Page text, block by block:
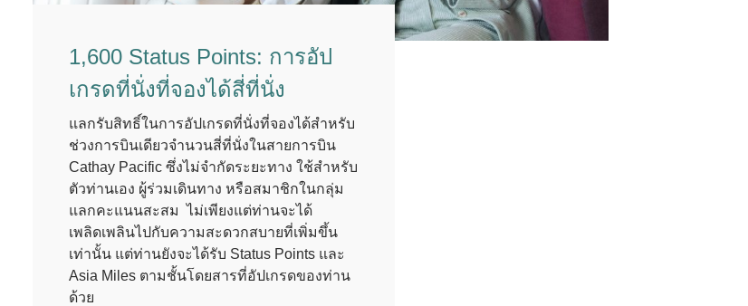
1,600 Status Points: การอัป
เกรดที่นั่งที่จองได้สี่ที่นั่ง
แลกรับสิทธิ์ในการอัปเกรดที่นั่งที่จองได้สำหรับ
ช่วงการบินเดียวจำนวนสี่ที่นั่งในสายการบิน
Cathay Pacific ซึ่งไม่จำกัดระยะทาง ใช้สำหรับ
ตัวท่านเอง ผู้ร่วมเดินทาง หรือสมาชิกในกลุ่ม
แลกคะแนนสะสม ไม่เพียงแต่ท่านจะได้
เพลิดเพลินไปกับความสะดวกสบายที่เพิ่มขึ้น
เท่านั้น แต่ท่านยังจะได้รับ Status Points และ
Asia Miles ตามชั้นโดยสารที่อัปเกรดของท่าน
ด้วย